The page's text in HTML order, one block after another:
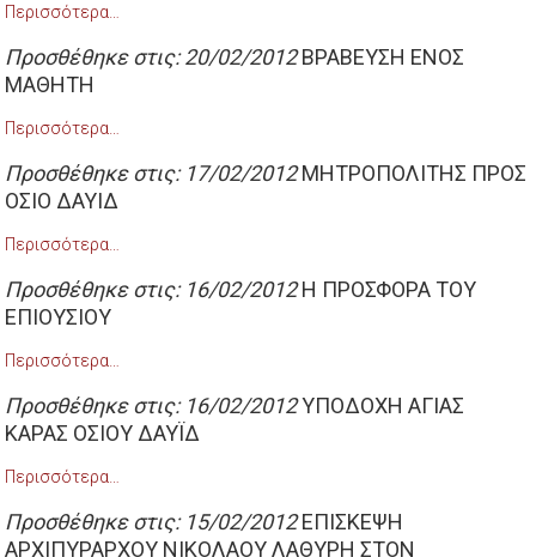
Περισσότερα…
Προσθέθηκε στις: 20/02/2012ΒΡΑΒΕΥΣΗ ΕΝΟΣ
ΜΑΘΗΤΗ
Περισσότερα…
Προσθέθηκε στις: 17/02/2012ΜΗΤΡΟΠΟΛΙΤΗΣ ΠΡΟΣ
ΟΣΙΟ ΔΑΥΙΔ
Περισσότερα…
Προσθέθηκε στις: 16/02/2012Η ΠΡΟΣΦΟΡΑ ΤΟΥ
ΕΠΙΟΥΣΙΟΥ
Περισσότερα…
Προσθέθηκε στις: 16/02/2012ΥΠΟΔΟΧΗ ΑΓΙΑΣ
ΚΑΡΑΣ ΟΣΙΟΥ ΔΑΥΪΔ
Περισσότερα…
Προσθέθηκε στις: 15/02/2012EΠΙΣΚΕΨΗ
ΑΡΧΙΠΥΡΑΡΧΟΥ ΝΙΚΟΛΑΟΥ ΛΑΘΥΡΗ ΣΤΟΝ